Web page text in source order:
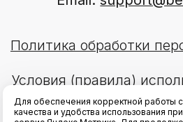
Для обеспечения корректной работы
качества и удобства использования